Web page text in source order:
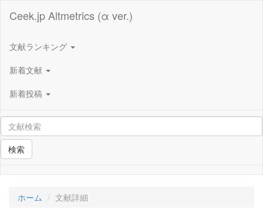
Ceek.jp Altmetrics (α ver.)
文献ランキング
新着文献
新着投稿
検索
ホーム 文献詳細